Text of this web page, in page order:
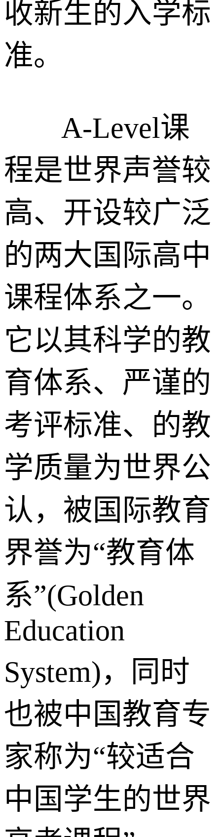
收新生的入学标
准。
A-Level课
程是世界声誉较
高、开设较广泛
的两大国际高中
课程体系之一。
它以其科学的教
育体系、严谨的
考评标准、的教
学质量为世界公
认，被国际教育
界誉为“教育体
系”(Golden
Education
System)，同时
也被中国教育专
家称为“较适合
中国学生的世界